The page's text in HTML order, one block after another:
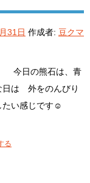
31日 作成者: 豆クマ
日の熊石は、青
は 外をのんびり
したい感じです☺
る